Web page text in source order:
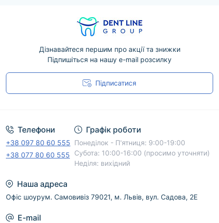
Дізнавайтеся першим про акції та знижки
Підпишіться на нашу e-mail розсилку
Підписатися
Телефони
+38 097 80 60 555
+38 077 80 60 555
Графік роботи
Понеділок - П'ятниця: 9:00-19:00
Субота: 10:00-16:00 (просимо уточняти)
Неділя: вихідний
Наша адреса
Офіс шоурум. Самовивіз 79021, м. Львів, вул. Садова, 2Е
E-mail